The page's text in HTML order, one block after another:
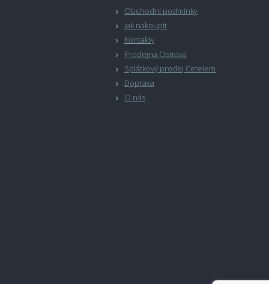
Obchodní podmínky
Jak nakoupit
Kontakty
Prodejna Ostrava
Splátkový prodej Cetelem
Doprava
O nás